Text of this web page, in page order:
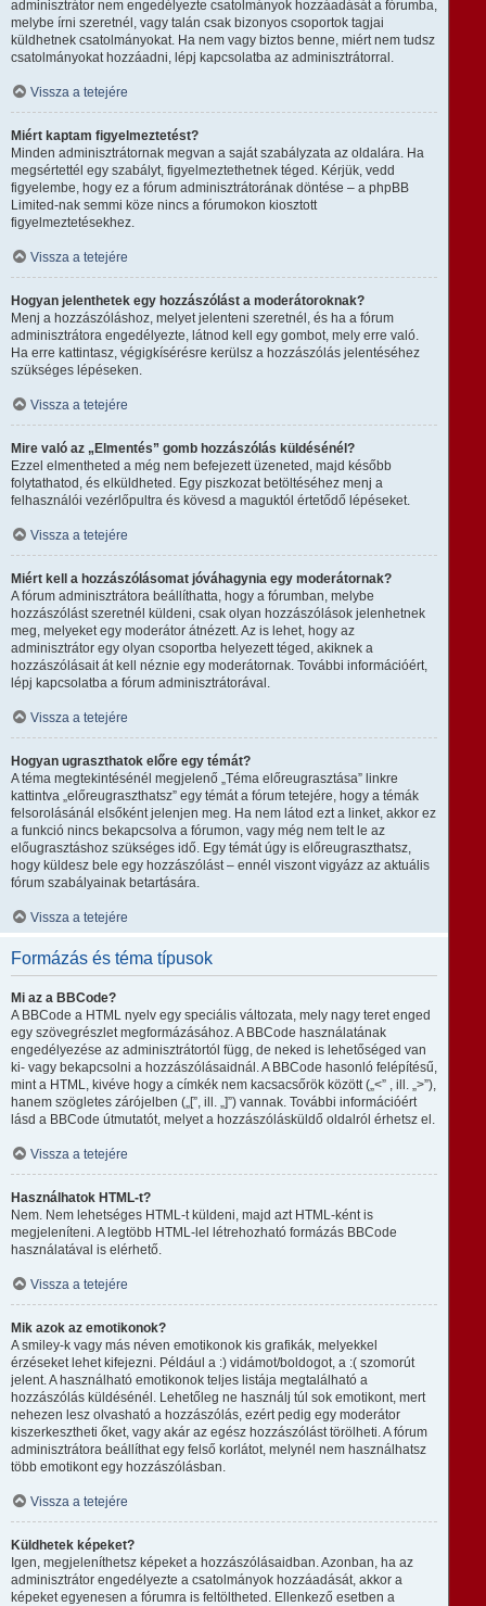
adminisztrátor nem engedélyezte csatolmányok hozzáadását a fórumba,
melybe írni szeretnél, vagy talán csak bizonyos csoportok tagjai
küldhetnek csatolmányokat. Ha nem vagy biztos benne, miért nem tudsz
csatolmányokat hozzáadni, lépj kapcsolatba az adminisztrátorral.
Vissza a tetejére
Miért kaptam figyelmeztetést?
Minden adminisztrátornak megvan a saját szabályzata az oldalára. Ha
megsértettél egy szabályt, figyelmeztethetnek téged. Kérjük, vedd
figyelembe, hogy ez a fórum adminisztrátorának döntése – a phpBB
Limited-nak semmi köze nincs a fórumokon kiosztott
figyelmeztetésekhez.
Vissza a tetejére
Hogyan jelenthetek egy hozzászólást a moderátoroknak?
Menj a hozzászóláshoz, melyet jelenteni szeretnél, és ha a fórum
adminisztrátora engedélyezte, látnod kell egy gombot, mely erre való.
Ha erre kattintasz, végigkísérésre kerülsz a hozzászólás jelentéséhez
szükséges lépéseken.
Vissza a tetejére
Mire való az „Elmentés” gomb hozzászólás küldésénél?
Ezzel elmentheted a még nem befejezett üzeneted, majd később
folytathatod, és elküldheted. Egy piszkozat betöltéséhez menj a
felhasználói vezérlőpultra és kövesd a maguktól értetődő lépéseket.
Vissza a tetejére
Miért kell a hozzászólásomat jóváhagynia egy moderátornak?
A fórum adminisztrátora beállíthatta, hogy a fórumban, melybe
hozzászólást szeretnél küldeni, csak olyan hozzászólások jelenhetnek
meg, melyeket egy moderátor átnézett. Az is lehet, hogy az
adminisztrátor egy olyan csoportba helyezett téged, akiknek a
hozzászólásait át kell néznie egy moderátornak. További információért,
lépj kapcsolatba a fórum adminisztrátorával.
Vissza a tetejére
Hogyan ugraszthatok előre egy témát?
A téma megtekintésénél megjelenő „Téma előreugrasztása” linkre
kattintva „előreugraszthatsz” egy témát a fórum tetejére, hogy a témák
felsorolásánál elsőként jelenjen meg. Ha nem látod ezt a linket, akkor ez
a funkció nincs bekapcsolva a fórumon, vagy még nem telt le az
előugrasztáshoz szükséges idő. Egy témát úgy is előreugraszthatsz,
hogy küldesz bele egy hozzászólást – ennél viszont vigyázz az aktuális
fórum szabályainak betartására.
Vissza a tetejére
Formázás és téma típusok
Mi az a BBCode?
A BBCode a HTML nyelv egy speciális változata, mely nagy teret enged
egy szövegrészlet megformázásához. A BBCode használatának
engedélyezése az adminisztrátortól függ, de neked is lehetőséged van
ki- vagy bekapcsolni a hozzászólásaidnál. A BBCode hasonló felépítésű,
mint a HTML, kivéve hogy a címkék nem kacsacsőrök között („<” , ill. „>”),
hanem szögletes zárójelben („[”, ill. „]”) vannak. További információért
lásd a BBCode útmutatót, melyet a hozzászólásküldő oldalról érhetsz el.
Vissza a tetejére
Használhatok HTML-t?
Nem. Nem lehetséges HTML-t küldeni, majd azt HTML-ként is
megjeleníteni. A legtöbb HTML-lel létrehozható formázás BBCode
használatával is elérhető.
Vissza a tetejére
Mik azok az emotikonok?
A smiley-k vagy más néven emotikonok kis grafikák, melyekkel
érzéseket lehet kifejezni. Például a :) vidámot/boldogot, a :( szomorút
jelent. A használható emotikonok teljes listája megtalálható a
hozzászólás küldésénél. Lehetőleg ne használj túl sok emotikont, mert
nehezen lesz olvasható a hozzászólás, ezért pedig egy moderátor
kiszerkesztheti őket, vagy akár az egész hozzászólást törölheti. A fórum
adminisztrátora beállíthat egy felső korlátot, melynél nem használhatsz
több emotikont egy hozzászólásban.
Vissza a tetejére
Küldhetek képeket?
Igen, megjeleníthetsz képeket a hozzászólásaidban. Azonban, ha az
adminisztrátor engedélyezte a csatolmányok hozzáadását, akkor a
képeket egyenesen a fórumra is feltöltheted. Ellenkező esetben a